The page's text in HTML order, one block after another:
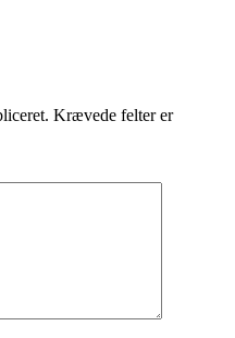
Krævede felter er